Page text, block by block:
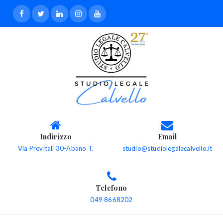
Indirizzo
Via Previtali 30-Abano T.
Email
studio@studiolegalecalvello.it
Telefono
049 8668202